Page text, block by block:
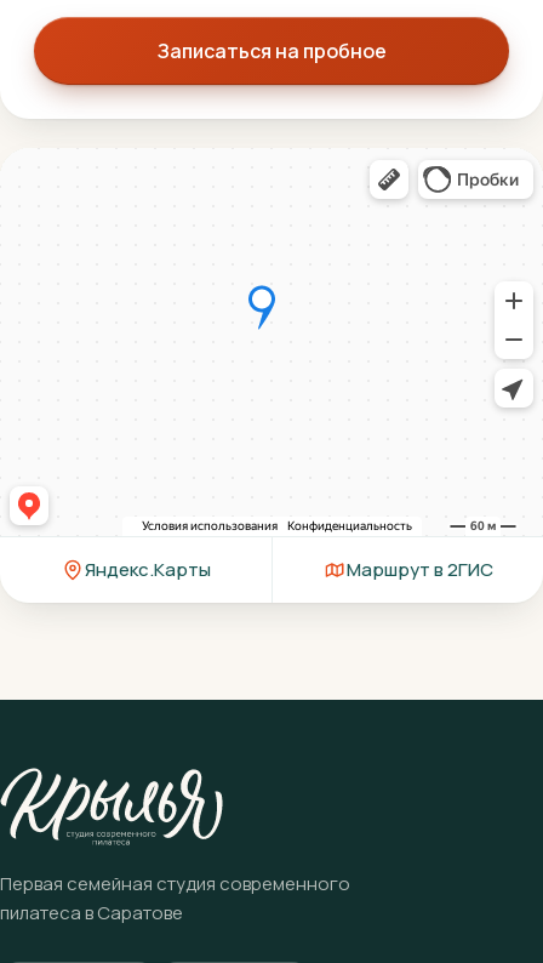
Записаться на пробное
Яндекс.Карты Маршрут в 2ГИС
Первая семейная студия современного
пилатеса в Саратове